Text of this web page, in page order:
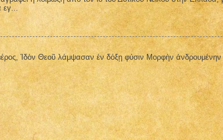
Ἰδὸν Θεοῦ λάμψασαν ἐν δόξῃ φύσιν Μορφὴν ἀνδρουμένην